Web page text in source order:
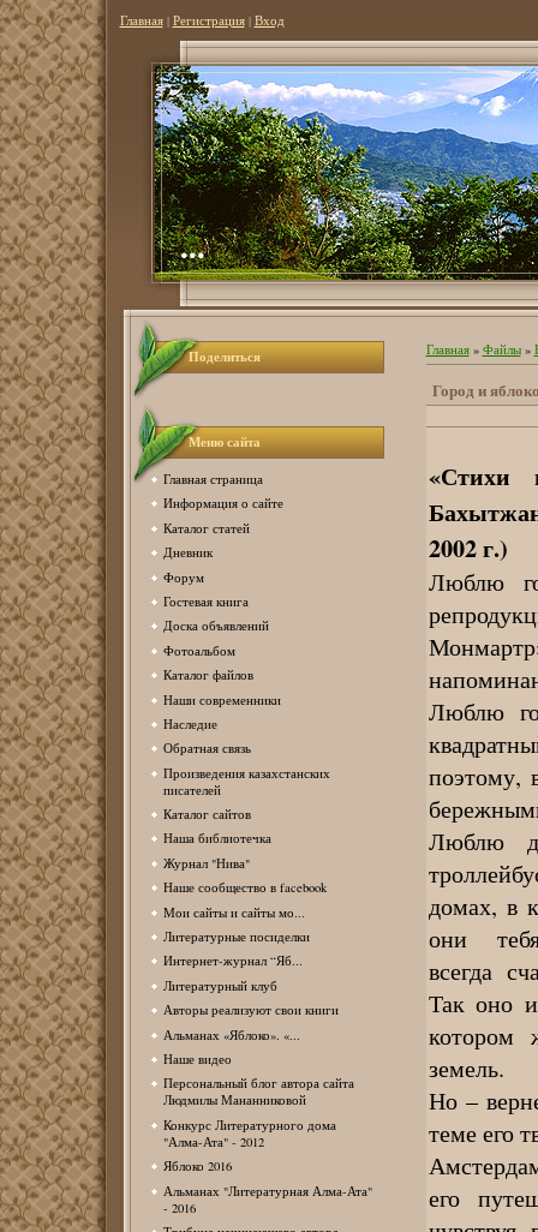
Главная| Регистрация| Вход
...
Поделиться
Меню сайта
Главная страница
Информация о сайте
Каталог статей
Дневник
Форум
Гостевая книга
Доска объявлений
Фотоальбом
Каталог файлов
Наши современники
Наследие
Обратная связь
Произведения казахстанских
писателей
Каталог сайтов
Наша библиотечка
Журнал "Нива"
Наше сообщество в facebook
Мои сайты и сайты мо...
Литературные посиделки
Интернет-журнал “Яб...
Литературный клуб
Авторы реализуют свои книги
Альманах «Яблоко». «...
Наше видео
Персональный блог автора сайта
Людмилы Мананниковой
Конкурс Литературного дома
"Алма-Ата" - 2012
Яблоко 2016
Альманах "Литературная Алма-Ата"
- 2016
Главная» Файлы»
Город и
«Стихи
2002 г.)
Люблю
Люблю
поэтому,
Люблю
домах, в
они тебя
всегда
Так оно
котором
земель.
Но –
теме его
его